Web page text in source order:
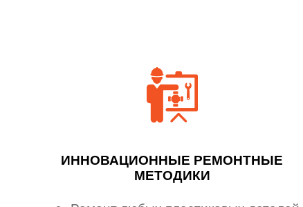
ИННОВАЦИОННЫЕ РЕМОНТНЫЕ
МЕТОДИКИ